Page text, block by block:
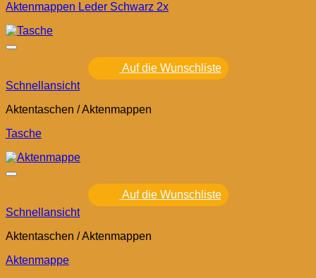
Aktenmappen Leder Schwarz 2x
Auf die Wunschliste
Schnellansicht
Aktentaschen / Aktenmappen
Tasche
Auf die Wunschliste
Schnellansicht
Aktentaschen / Aktenmappen
Aktenmappe